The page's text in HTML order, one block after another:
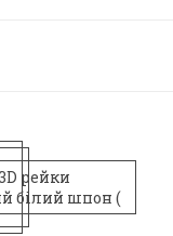
рейки
білий шпон (